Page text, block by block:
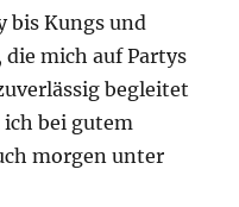
bis Kungs und
die mich auf Partys
begleitet
bei gutem
morgen unter